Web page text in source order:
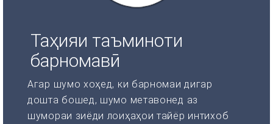
Таҳияи таъминоти
барномавӣ
Агар шумо хоҳед, ки барномаи дигар
дошта бошед, шумо метавонед аз
шумораи зиёди лоиҳаҳои тайёр интихоб